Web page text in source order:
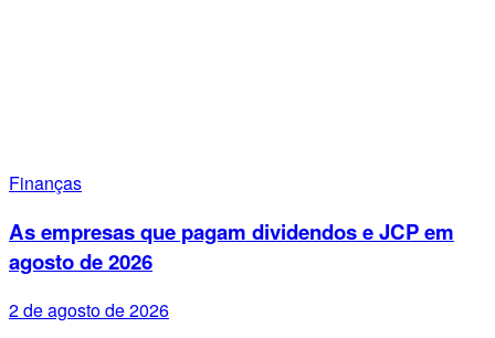
Finanças
As empresas que pagam dividendos e JCP em
agosto de 2026
2 de agosto de 2026